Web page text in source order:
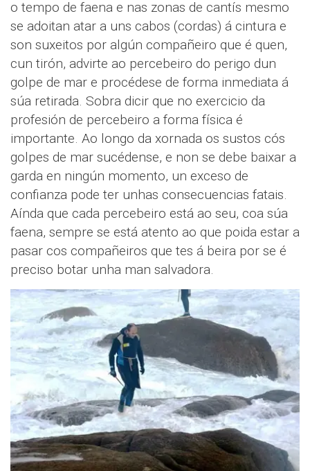
o tempo de faena e nas zonas de cantís mesmo
se adoitan atar a uns cabos (cordas) á cintura e
son suxeitos por algún compañeiro que é quen,
cun tirón, advirte ao percebeiro do perigo dun
golpe de mar e procédese de forma inmediata á
súa retirada. Sobra dicir que no exercicio da
profesión de percebeiro a forma física é
importante. Ao longo da xornada os sustos cós
golpes de mar sucédense, e non se debe baixar a
garda en ningún momento, un exceso de
confianza pode ter unhas consecuencias fatais.
Aínda que cada percebeiro está ao seu, coa súa
faena, sempre se está atento ao que poida estar a
pasar cos compañeiros que tes á beira por se é
preciso botar unha man salvadora.